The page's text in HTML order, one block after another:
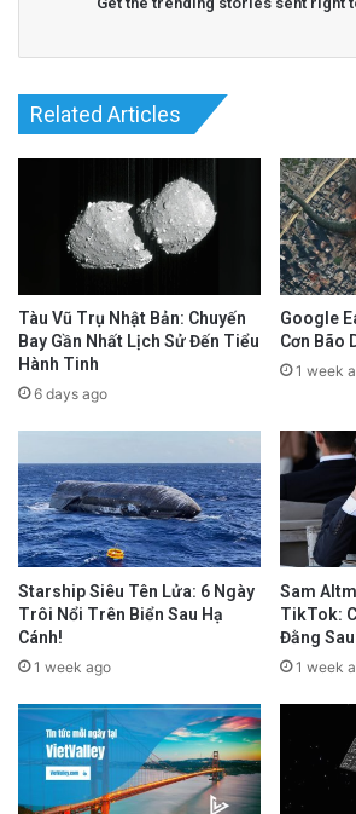
Related Articles
Tàu Vũ Trụ Nhật Bản: Chuyến
Bay Gần Nhất Lịch Sử Đến Tiểu
Hành Tinh
6 days ago
Google
Cơn Bão
1 week
Starship Siêu Tên Lửa: 6 Ngày
Trôi Nổi Trên Biển Sau Hạ
Cánh!
1 week ago
Sam
TikTok:
Đằng
1 week